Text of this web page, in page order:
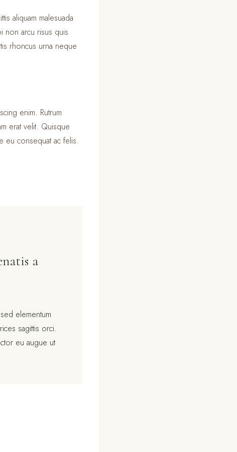
aliquam malesuada
non arcu risus quis
rhoncus urna neque
enim. Rutrum
erat velit. Quisque
eu consequat ac felis.
a
elementum
sagittis orci.
eu augue ut